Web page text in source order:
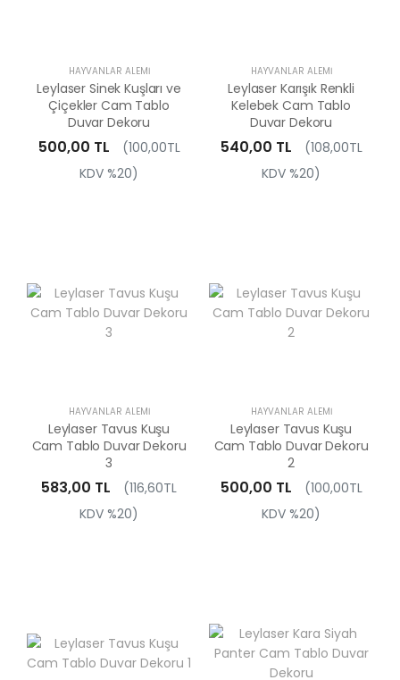
HAYVANLAR ALEMI
Leylaser Sinek Kuşları ve
Çiçekler Cam Tablo
Duvar Dekoru
500,00 TL
(100,00TL
KDV %20)
HAYVANLAR ALEMI
Leylaser Karışık Renkli
Kelebek Cam Tablo
Duvar Dekoru
540,00 TL
(108,00TL
KDV %20)
HAYVANLAR ALEMI
Leylaser Tavus Kuşu
Cam Tablo Duvar Dekoru
3
583,00 TL
(116,60TL
KDV %20)
HAYVANLAR ALEMI
Leylaser Tavus Kuşu
Cam Tablo Duvar Dekoru
2
500,00 TL
(100,00TL
KDV %20)